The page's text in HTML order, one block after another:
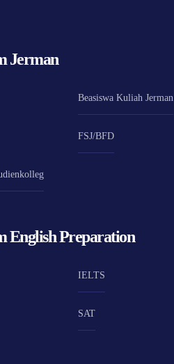
Jerman
Beasiswa Kuliah Jerman
FSJ/BFD
English Preparation
IELTS
SAT